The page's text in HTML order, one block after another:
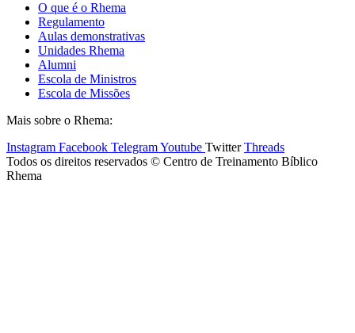
O que é o Rhema
Regulamento
Aulas demonstrativas
Unidades Rhema
Alumni
Escola de Ministros
Escola de Missões
Mais sobre o Rhema:
Instagram Facebook TelegramYoutube Twitter Threads
Todos os direitos reservados © Centro de Treinamento Bíblico
Rhema